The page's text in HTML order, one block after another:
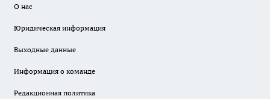
О нас
Юридическая информация
Выходные данные
Информация о команде
Редакционная политика